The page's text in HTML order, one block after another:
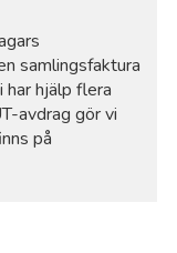
samlingsfaktura
har hjälp flera
avdrag gör vi
på